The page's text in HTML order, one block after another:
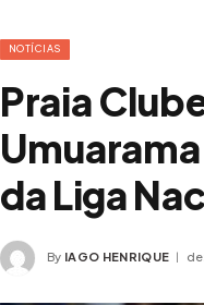
NOTÍCIAS
Praia
da Liga
By IAGO HENRIQUE